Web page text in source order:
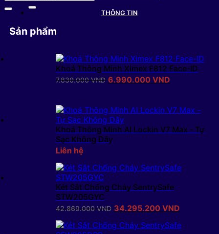
THÔNG TIN
Sản phẩm
Khoá Thông Minh Ximex F812 Face-ID
7.830.000VND Giá
7.830.000 VND.
6.990.000 VND
là:
Khoá Thông Minh AI Lockin V7 Max - Tự
Sạc Không Dây
Liên hệ
Két Sắt Chống Cháy SentrySafe
STW205GYC
42.869.000VND Giá
là:
34.295.200 VND
tại